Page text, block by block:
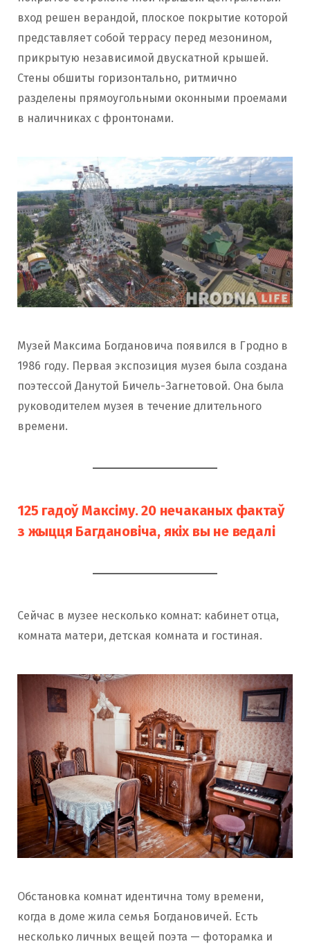
вход решен верандой, плоское покрытие которой
представляет собой террасу перед мезонином,
прикрытую независимой двускатной крышей.
Стены обшиты горизонтально, ритмично
разделены прямоугольными оконными проемами
в наличниках с фронтонами.
Музей Максима Богдановича появился в Гродно в
1986 году. Первая экспозиция музея была создана
поэтессой Данутой Бичель-Загнетовой. Она была
руководителем музея в течение длительного
времени.
125 гадоў Максіму. 20 нечаканых фактаў
з жыцця Багдановіча, якіх вы не ведалі
Сейчас в музее несколько комнат: кабинет отца,
комната матери, детская комната и гостиная.
Обстановка комнат идентична тому времени,
когда в доме жила семья Богдановичей. Есть
несколько личных вещей поэта — фоторамка и